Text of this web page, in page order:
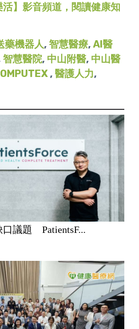
】影音頻道，閱讀健康知
藥機器人, 智慧醫療, AI醫
智慧醫院, 中山附醫, 中山醫
, 醫護人力,
議題 PatientsF...